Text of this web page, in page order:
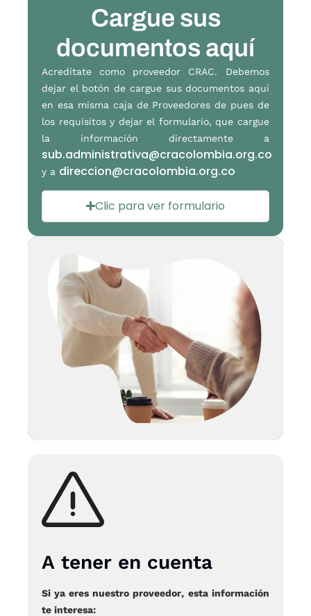
Cargue sus
documentos aquí
Acredítate como proveedor CRAC. Debemos
dejar el botón de cargue sus documentos aquí
en esa misma caja de Proveedores de pues de
los requisitos y dejar el formulario, que cargue
la información directamente a
sub.administrativa@cracolombia.org.co
y a direccion@cracolombia.org.co
Clic para ver formulario
A tener en cuenta
Si ya eres nuestro proveedor, esta información
te interesa: